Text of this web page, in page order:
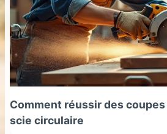
Comment réussir des
scie circulaire